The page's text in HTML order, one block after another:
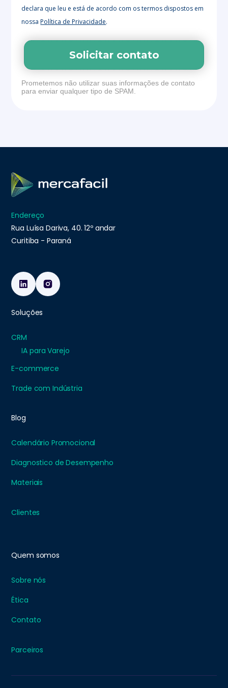
declara que leu e está de acordo com os termos dispostos em
nossaPolítica de Privacidade.
Solicitar contato
Prometemos não utilizar suas informações de contato
para enviar qualquer tipo de SPAM.
Endereço
Rua Luísa Dariva, 40. 12º andar
Curitiba - Paraná
Soluções
CRM
IA para Varejo
E-commerce
Trade com Indústria
Blog
Calendário Promocional
Diagnostico de Desempenho
Materiais
Clientes
Quem somos
Sobre nós
Ética
Contato
Parceiros